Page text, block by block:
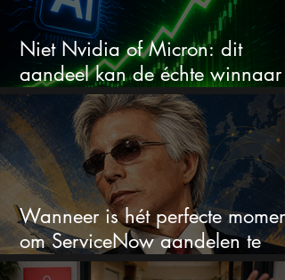
Niet Nvidia of Micron: dit
aandeel kan de échte winnaar
van de AI-race worden
Wanneer is hét perfecte moment
om ServiceNow aandelen te
kopen?